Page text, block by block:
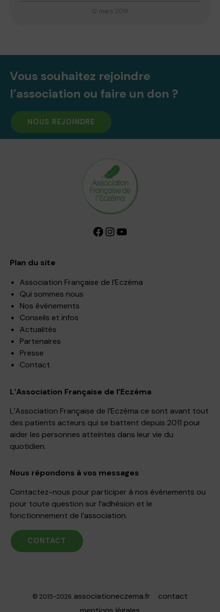
12 mars 2019
Vous souhaitez rejoindre
l’association ou faire un don ?
NOUS REJOINDRE
Facebook InstagramYouTube
Plan du site
Association Française de l’Eczéma
Qui sommes nous
Nos événements
Conseils et infos
Actualités
Partenaires
Presse
Contact
L’Association Française de l’Eczéma
L’Association Française de l’Eczéma ce sont avant tout
des patients acteurs qui se battent depuis 2011 pour
aider les personnes atteintes dans leur vie du
quotidien.
Nous répondons à vos messages
Contactez-nous pour participer à nos événements ou
pour toute question sur l’adhésion et le
fonctionnement de l’association.
CONTACT
© 2015-2026 associationeczema.fr
contact